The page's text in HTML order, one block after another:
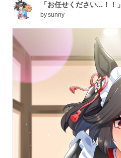
니다. 함께 보시죠.「お任せください...！！」
bysunny